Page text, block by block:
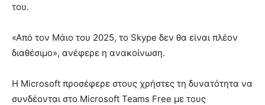
του.
«Από τον Μάιο του 2025, το Skype δεν θα είναι πλέον
διαθέσιμο», ανέφερε η ανακοίνωση.
Η Microsoft προσέφερε στους χρήστες τη δυνατότητα να
συνδέονται στο Microsoft Teams Free με τους